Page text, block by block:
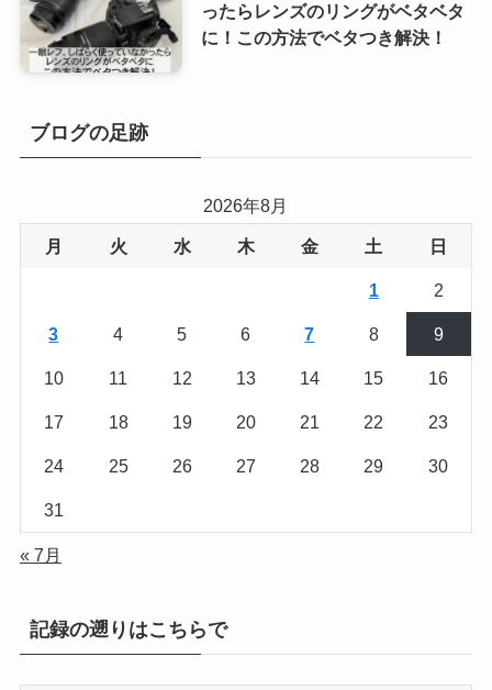
ったらレンズのリングがベタベタ
に！この方法でベタつき解決！
ブログの足跡
2026年8月
月 火 水 木 金 土 日
1 2
3 4 5 6 7 8 9
10 11 12 13 14 15 16
17 18 19 20 21 22 23
24 25 26 27 28 29 30
31
« 7月
記録の遡りはこちらで